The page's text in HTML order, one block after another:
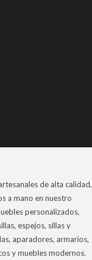
de alta calidad,
a mano en nuestro
personalizados,
espejos, sillas y
aparadores, armarios,
y muebles modernos.